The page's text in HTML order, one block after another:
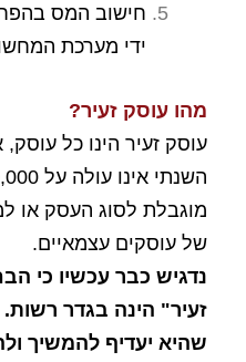
חישוב המס
ידי מערכת
מהו עוסק זעיר?
עוסק זעיר הינו כל
מוגבלת לסוג העסק או
של עוסקים עצמאיים.
נדגיש כבר עכשיו כי
זעיר" הינה בגדר
שהיא יעדיף להמשיך